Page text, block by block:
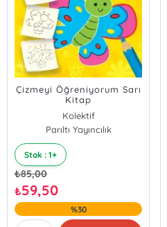
Çizmeyi Öğreniyorum Sarı
Kitap
Kolektif
Parıltı Yayıncılık
Stok : 1+
₺85,00
₺59,50
%30